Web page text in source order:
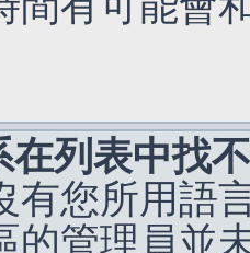
在列表中找
有您所用語
的管理員並